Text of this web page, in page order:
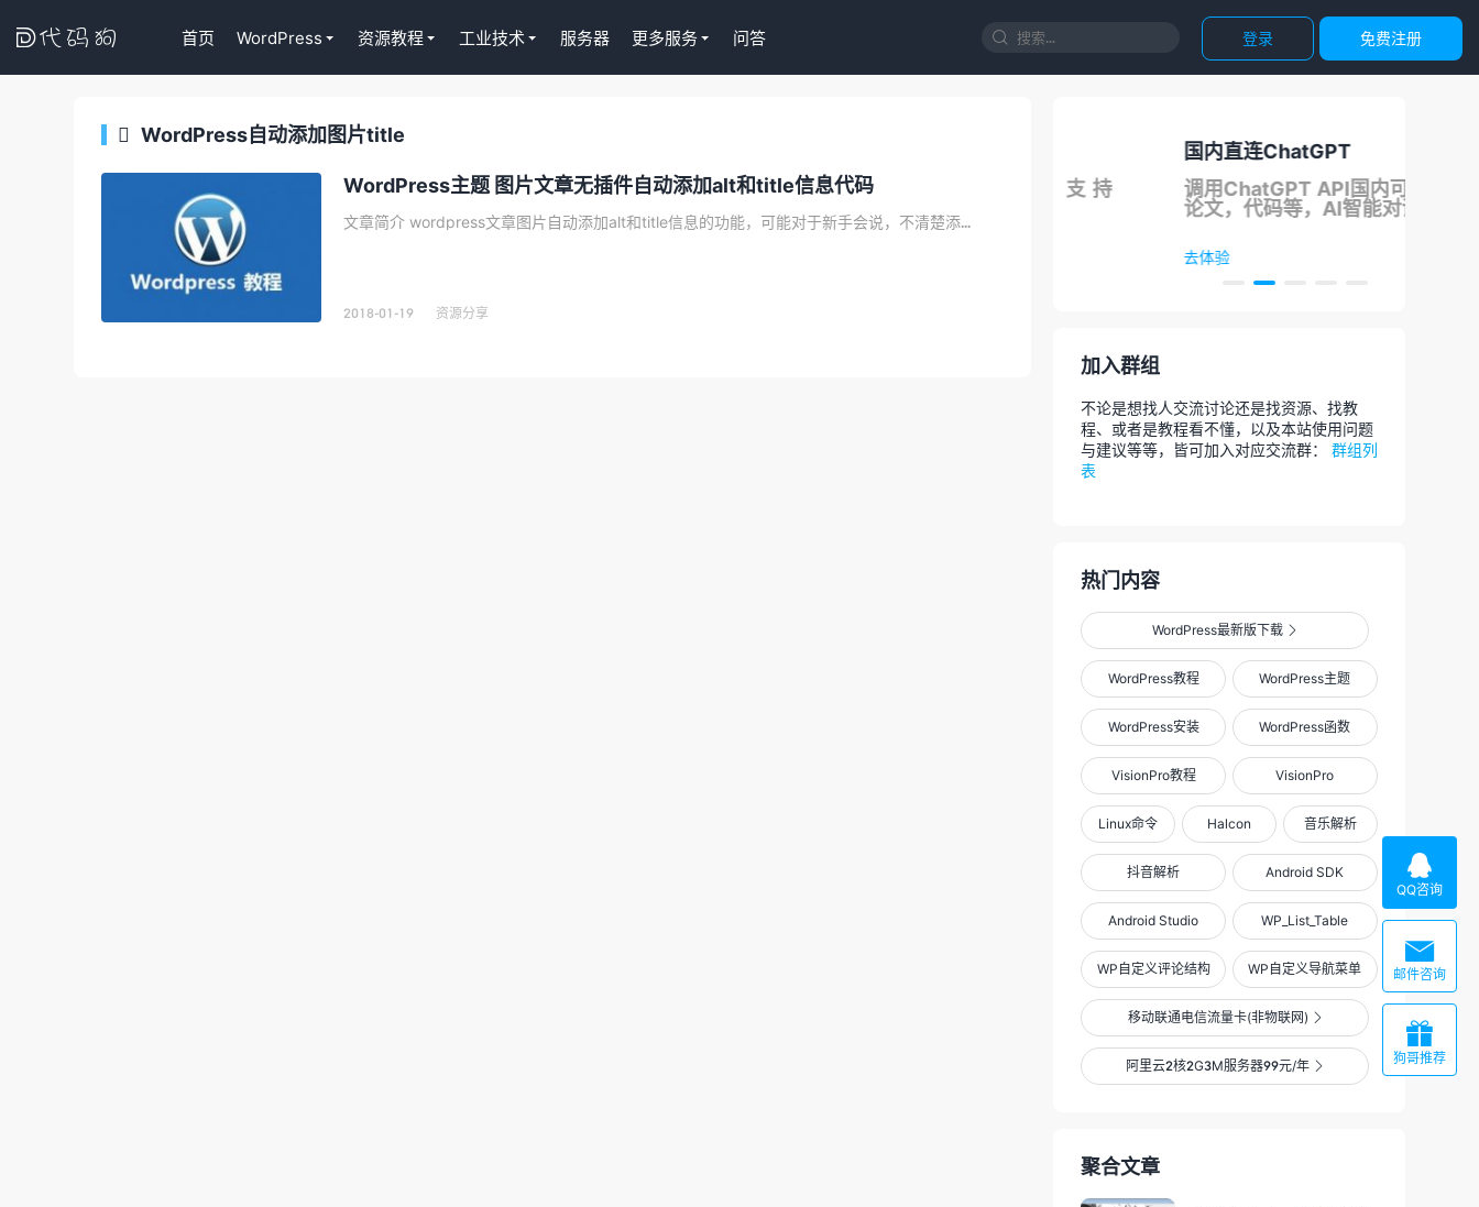
 登录 免费注册

首页 WordPress 资源教程 工业技术 服务器 更多服务 问答
 WordPress自动添加图片title
WordPress主题 图片文章无插件自动添加alt和title信息代码
文章简介 wordpress文章图片自动添加alt和title信息的功能，可能对于新手会说，不清楚添...
2018-01-19 资源分享
Tutor LMS插件授权
WordPress正版Tutor LMS在线
京东淘宝一键操作，支持
国内直连ChatGPT
调用ChatGPT API国内可用，写
论文，代码等，AI智能对话
加入群组
不论是想找人交流讨论还是找资源、找教
程、或者是教程看不懂，以及本站使用问题
与建议等等，皆可加入对应交流群： 群组列
表
热门内容
WordPress最新版下载 
WordPress教程 WordPress主题
WordPress安装 WordPress函数
VisionPro教程 VisionPro
Linux命令 Halcon 音乐解析
抖音解析 Android SDK
Android Studio WP_List_Table
WP自定义评论结构 WP自定义导航菜单
移动联通电信流量卡(非物联网) 
阿里云2核2G3M服务器99元/年 
聚合文章

QQ咨询

邮件咨询

狗哥推荐